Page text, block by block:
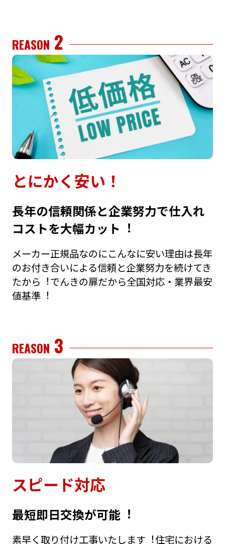
REASON 2
とにかく安い！
⻑年の信頼関係と企業努⼒で仕⼊れ
コストを⼤幅カット︕
メーカー正規品なのにこんなに安い理由は⻑年
のお付き合いによる信頼と企業努⼒を続けてき
たから︕でんきの扉だから全国対応・業界最安
値基準︕
REASON 3
スピード対応
最短即⽇交換が可能︕
素早く取り付け⼯事いたします︕住宅における